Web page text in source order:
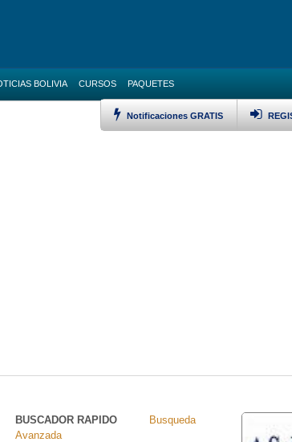
BOLIVIA CURSOS
LISTAR TODOS LOS
PAQUETES
Notificaciones GRATIS
BUSCADOR RAPIDO
Busqueda
Avanzada